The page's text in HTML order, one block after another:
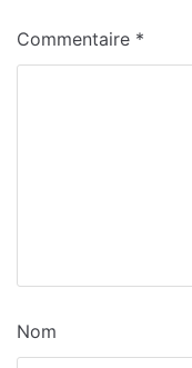
Commentaire *
Nom